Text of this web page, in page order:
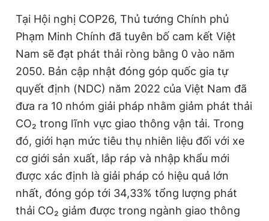
Tại Hội nghị COP26, Thủ tướng Chính phủ
Phạm Minh Chính đã tuyên bố cam kết Việt
Nam sẽ đạt phát thải ròng bằng 0 vào năm
2050. Bản cập nhật đóng góp quốc gia tự
quyết định (NDC) năm 2022 của Việt Nam đã
đưa ra 10 nhóm giải pháp nhằm giảm phát thải
CO₂ trong lĩnh vực giao thông vận tải. Trong
đó, giới hạn mức tiêu thụ nhiên liệu đối với xe
cơ giới sản xuất, lắp ráp và nhập khẩu mới
được xác định là giải pháp có hiệu quả lớn
nhất, đóng góp tới 34,33% tổng lượng phát
thải CO₂ giảm được trong ngành giao thông